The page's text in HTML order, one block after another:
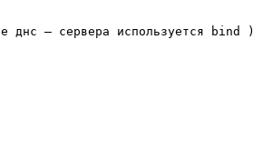
днс — сервера используется bind )